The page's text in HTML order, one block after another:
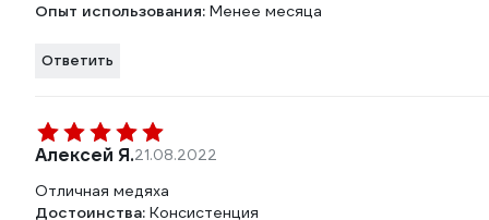
Опыт использования: Менее месяца
Ответить
Алексей Я.21.08.2022
Отличная медяха
Достоинства: Консистенция